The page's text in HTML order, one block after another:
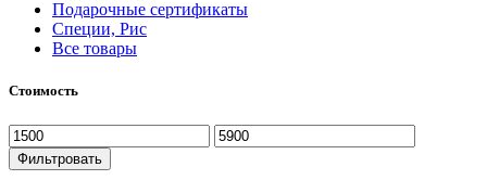
Подарочные сертификаты
Специи, Рис
Все товары
Стоимость
Фильтровать